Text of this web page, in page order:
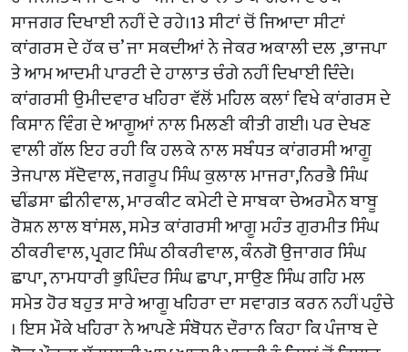
ਸਾਜਗਰ ਦਿਖਾਈ ਨਹੀਂ ਦੇ ਰਹੇ।13 ਸੀਟਾਂ ਚੋਂ ਜਿਆਦਾ ਸੀਟਾਂ
ਕਾਂਗਰਸ ਦੇ ਹੱਕ ਚ’ ਜਾ ਸਕਦੀਆਂ ਨੇ ਜੇਕਰ ਅਕਾਲੀ ਦਲ ,ਭਾਜਪਾ
ਤੇ ਆਮ ਆਦਮੀ ਪਾਰਟੀ ਦੇ ਹਾਲਾਤ ਚੰਗੇ ਨਹੀਂ ਦਿਖਾਈ ਦਿੰਦੇ।
ਕਾਂਗਰਸੀ ਉਮੀਦਵਾਰ ਖਹਿਰਾ ਵੱਲੋਂ ਮਹਿਲ ਕਲਾਂ ਵਿਖੇ ਕਾਂਗਰਸ ਦੇ
ਕਿਸਾਨ ਵਿੰਗ ਦੇ ਆਗੂਆਂ ਨਾਲ ਮਿਲਣੀ ਕੀਤੀ ਗਈ। ਪਰ ਦੇਖਣ
ਵਾਲੀ ਗੱਲ ਇਹ ਰਹੀ ਕਿ ਹਲਕੇ ਨਾਲ ਸਬੰਧਤ ਕਾਂਗਰਸੀ ਆਗੂ
ਤੇਜਪਾਲ ਸੱਦੋਵਾਲ, ਜਗਰੂਪ ਸਿੰਘ ਕੁਲਾਲ ਮਾਜਰਾ,ਨਿਰਭੈ ਸਿੰਘ
ਢੀਂਡਸਾ ਛੀਨੀਵਾਲ, ਮਾਰਕੀਟ ਕਮੇਟੀ ਦੇ ਸਾਬਕਾ ਚੇਅਰਮੈਨ ਬਾਬੂ
ਰੋਸ਼ਨ ਲਾਲ ਬਾਂਸਲ, ਸਮੇਤ ਕਾਂਗਰਸੀ ਆਗੂ ਮਹੰਤ ਗੁਰਮੀਤ ਸਿੰਘ
ਠੀਕਰੀਵਾਲ, ਪ੍ਰਗਟ ਸਿੰਘ ਠੀਕਰੀਵਾਲ, ਕੰਨਗੋ ਉਜਾਗਰ ਸਿੰਘ
ਛਾਪਾ, ਨਾਮਧਾਰੀ ਭੁਪਿੰਦਰ ਸਿੰਘ ਛਾਪਾ, ਸਾਉਣ ਸਿੰਘ ਗਹਿ ਮਲ
ਸਮੇਤ ਹੋਰ ਬਹੁਤ ਸਾਰੇ ਆਗੂ ਖਹਿਰਾ ਦਾ ਸਵਾਗਤ ਕਰਨ ਨਹੀਂ ਪਹੁੰਚੇ
। ਇਸ ਮੌਕੇ ਖਹਿਰਾ ਨੇ ਆਪਣੇ ਸੰਬੋਧਨ ਦੌਰਾਨ ਕਿਹਾ ਕਿ ਪੰਜਾਬ ਦੇ